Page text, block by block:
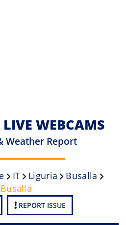
WEBCAMS
Weather Report
IT Liguria
Busalla
Busalla
REPORT ISSUE